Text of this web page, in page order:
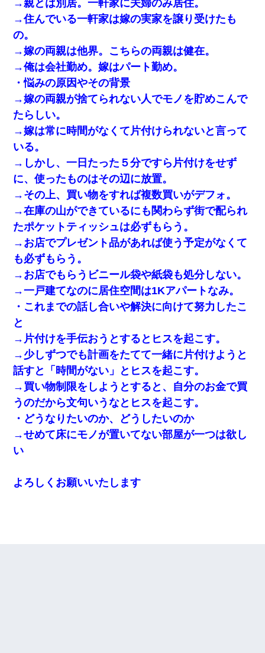
→親とは別居。一軒家に夫婦のみ居住。
→住んでいる一軒家は嫁の実家を譲り受けたも
の。
→嫁の両親は他界。こちらの両親は健在。
→俺は会社勤め。嫁はパート勤め。
・悩みの原因やその背景
→嫁の両親が捨てられない人でモノを貯めこんで
たらしい。
→嫁は常に時間がなくて片付けられないと言って
いる。
→しかし、一日たった５分ですら片付けをせず
に、使ったものはその辺に放置。
→その上、買い物をすれば複数買いがデフォ。
→在庫の山ができているにも関わらず街で配られ
たポケットティッシュは必ずもらう。
→お店でプレゼント品があれば使う予定がなくて
も必ずもらう。
→お店でもらうビニール袋や紙袋も処分しない。
→一戸建てなのに居住空間は1Kアパートなみ。
・これまでの話し合いや解決に向けて努力したこ
と
→片付けを手伝おうとするとヒスを起こす。
→少しずつでも計画をたてて一緒に片付けようと
話すと「時間がない」とヒスを起こす。
→買い物制限をしようとすると、自分のお金で買
うのだから文句いうなとヒスを起こす。
・どうなりたいのか、どうしたいのか
→せめて床にモノが置いてない部屋が一つは欲し
い
よろしくお願いいたします